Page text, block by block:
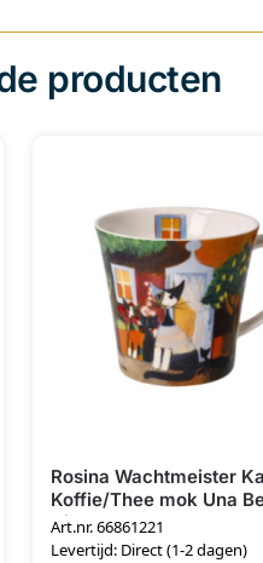
producten
Rosina Wachtmeister
Koffie/Thee mok Una
Giornata
Art.nr. 66861221
Levertijd: Direct (1-2 dagen)